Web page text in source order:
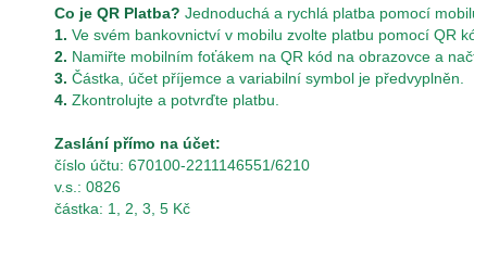
Co je QR Platba? Jednoduchá a rychlá platba pomocí
1. Ve svém bankovnictví v mobilu zvolte platbu pomocí QR
2. Namiřte mobilním foťákem na QR kód na obrazovce a
3. Částka, účet příjemce a variabilní symbol je předvyplněn.
4. Zkontrolujte a potvrďte platbu.
Zaslání přímo na účet:
číslo účtu: 670100-2211146551/6210
v.s.: 0826
částka: 1, 2, 3, 5 Kč